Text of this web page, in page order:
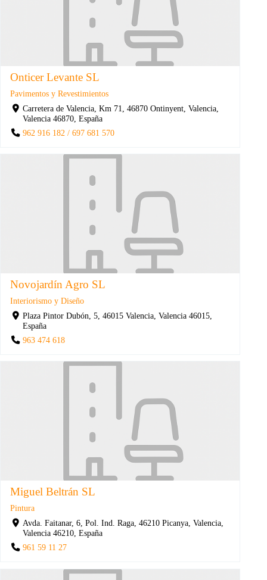
Onticer Levante SL
Pavimentos y Revestimientos
Carretera de Valencia, Km 71, 46870 Ontinyent, Valencia,
Valencia 46870, España
962 916 182 / 697 681 570
Novojardín Agro SL
Interiorismo y Diseño
Plaza Pintor Dubón, 5, 46015 Valencia, Valencia 46015,
España
963 474 618
Miguel Beltrán SL
Pintura
Avda. Faitanar, 6, Pol. Ind. Raga, 46210 Picanya, Valencia,
Valencia 46210, España
961 59 11 27